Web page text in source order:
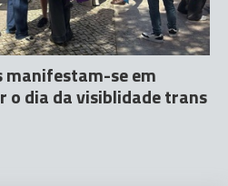
manifestam-se em
o dia da visiblidade trans